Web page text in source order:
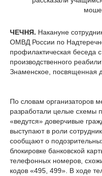
ЧЕЧНЯ. Накануне
ОМВД России по
профилактическая беседа
производственного
Знаменское, посвященная
По словам организаторов
разработали целые схемы
«ведутся» доверчивые
выступают в роли
сообщают о
блокировке банковской
телефонных номеров,
кодов «495, 499». В ходе